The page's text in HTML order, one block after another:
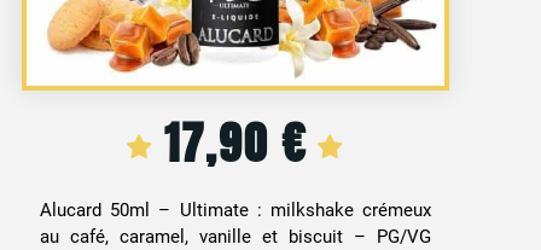
17,90€
Alucard 50ml – Ultimate : milkshake crémeux
au café, caramel, vanille et biscuit – PG/VG